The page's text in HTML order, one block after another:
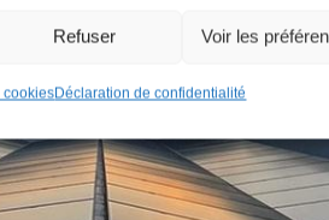
Refuser Voir les
cookiesDéclaration de confidentialité